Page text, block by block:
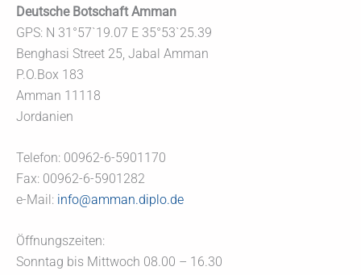
Deutsche Botschaft Amman
GPS: N 31°57`19.07 E 35°53`25.39
Benghasi Street 25, Jabal Amman
P.O.Box 183
Amman 11118
Jordanien
Telefon: 00962-6-5901170
Fax: 00962-6-5901282
e-Mail: info@amman.diplo.de
Öffnungszeiten:
Sonntag bis Mittwoch 08.00 – 16.30